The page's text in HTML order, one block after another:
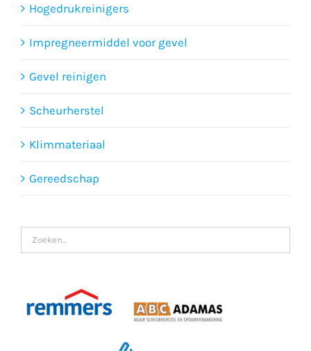
Hogedrukreinigers
Impregneermiddel voor gevel
Gevel reinigen
Scheurherstel
Klimmateriaal
Gereedschap